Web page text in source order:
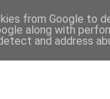
from Google to
along with
and address